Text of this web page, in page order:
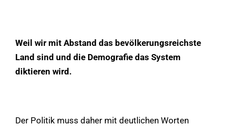
Weil wir mit Abstand das bevölkerungsreichste
Land sind und die Demografie das System
diktieren wird.
Der Politik muss daher mit deutlichen Worten